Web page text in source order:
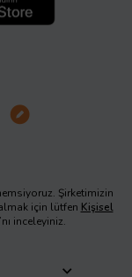
Şirketimizin
için lütfen Kişisel
’nı inceleyiniz.